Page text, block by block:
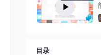
目录